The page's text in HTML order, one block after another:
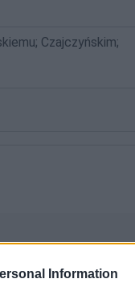
Information
Czajczyńskim;